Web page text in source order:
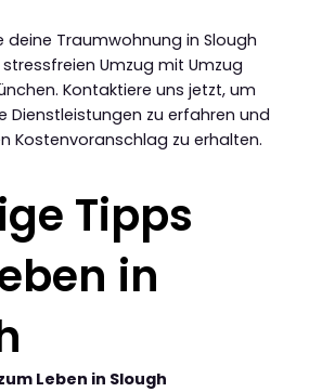
deine Traumwohnung in Slough
Umzug mit Umzug
Kontaktiere uns jetzt, um
Dienstleistungen zu erfahren und
Kostenvoranschlag zu erhalten.
Tipps
in
Leben in Slough